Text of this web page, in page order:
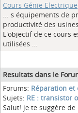
Cours Génie Electrique
... s équipements de
productivité des
L'objectif de ce cours
utilisées ...
Resultats dans le
Forums: Réparation et
Sujets: RE : transistor
Salut! je te suggère